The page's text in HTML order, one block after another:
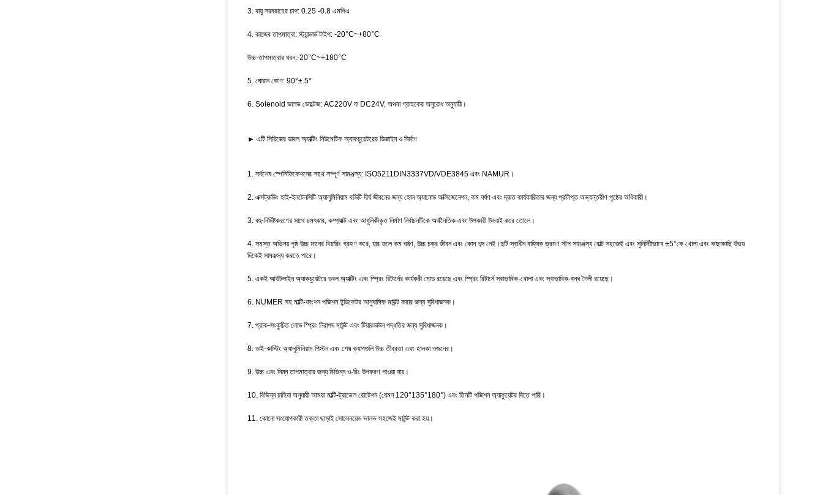
3. বায়ু সরবরাহের চাপ: 0.25 -0.8 এমপিএ
4. কাজের তাপমাত্রা: স্ট্যান্ডার্ড টাইপ: -20°C~+80°C
উচ্চ-তাপমাত্রার ধরন:-20°C~+180°C
5. ঘোরান কোণ: 90°± 5°
6. Solenoid ভালভ ভোল্টেজ: AC220V বা DC24V, অথবা গ্রাহকের অনুরোধ অনুযায়ী।
► এটি সিরিজের ডাবল অ্যাক্টিং নিউমেটিক অ্যাকচুয়েটরের ডিজাইন ও নির্মাণ
1. সর্বশেষ স্পেসিফিকেশনের সাথে সম্পূর্ণ সামঞ্জস্য: ISO5211DIN3337VD/VDE3845 এবং NAMUR।
2. এক্সট্রুডিং হাই-ইনটেনসিটি অ্যালুমিনিয়াম বডিটি দীর্ঘ জীবনের জন্য হোন অ্যানোড অক্সিজেনেশন, কম ঘর্ষণ এবং দ্রুত কার্যকারিতার জন্য প্রলিপ্ত অভ্যন্তরীণ পৃষ্ঠের অধিকারী।
3. বহু-নির্দিষ্টকরণের সাথে চমৎকার, কম্প্যাক্ট এবং আধুনিকীকৃত নির্মাণ নির্বাচনটিকে অর্থনৈতিক এবং উপকারী উভয়ই করে তোলে।
4. সমস্ত অভিনয় পৃষ্ঠ উচ্চ মানের বিয়ারিং গ্রহণ করে, যার ফলে কম ঘর্ষণ, উচ্চ চক্র জীবন এবং কোন শব্দ নেই।দুটি স্বাধীন বাহ্যিক ভ্রমণ স্টপ সামঞ্জস্য বোল্ট সহজেই এবং সুনির্দিষ্টভাবে ±5°কে খোলা এবং কাছাকাছি উভয়
দিকেই সামঞ্জস্য করতে পারে।
5. একই আউটলাইন অ্যাকচুয়েটরে ডবল অ্যাক্টিং এবং স্প্রিং রিটার্নের কার্যকরী মোড রয়েছে এবং স্প্রিং রিটার্নে স্বাভাবিক-খোলা এবং স্বাভাবিক-বন্ধ শৈলী রয়েছে।
6. NUMER সহ মাল্টি-ফাংশন পজিশন ইন্ডিকেটর আনুষাঙ্গিক মাউন্ট করার জন্য সুবিধাজনক।
7. প্রাক-সংকুচিত লোড স্প্রিং নিরাপদ মাউন্ট এবং টিয়ারডাউন পদ্ধতির জন্য সুবিধাজনক।
8. ডাই-কাস্টিং অ্যালুমিনিয়াম পিস্টন এবং শেষ ক্যাপগুলি উচ্চ তীব্রতা এবং হালকা ওজনের।
9. উচ্চ এবং নিম্ন তাপমাত্রার জন্য বিভিন্ন ও-রিং উপকরণ পাওয়া যায়।
10. বিভিন্ন চাহিদা অনুযায়ী আমরা মাল্টি-ট্রাভেল রোটেশন (যেমন 120°135°180°) এবং তিনটি পজিশন অ্যাকুয়েটর দিতে পারি।
11. কোনো সংযোগকারী তক্তা ছাড়াই সোলেনয়েড ভালভ সহজেই মাউন্ট করা হয়।